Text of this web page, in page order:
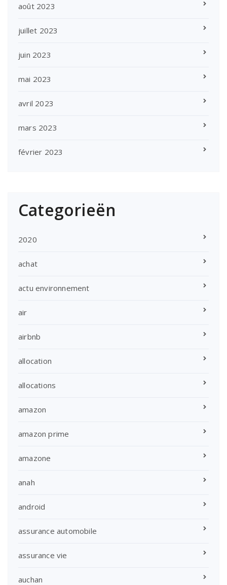
août 2023
juillet 2023
juin 2023
mai 2023
avril 2023
mars 2023
février 2023
Categorieën
2020
achat
actu environnement
air
airbnb
allocation
allocations
amazon
amazon prime
amazone
anah
android
assurance automobile
assurance vie
auchan